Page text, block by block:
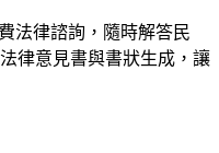
法律諮詢，隨時解答民
律意見書與書狀生成，讓